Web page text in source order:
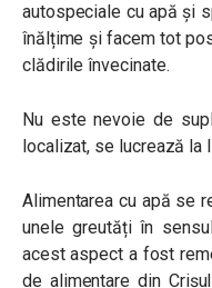
autospeciale cu apă și
înălțime și facem tot
clădirile învecinate.
Nu este nevoie de
localizat, se lucrează la
Alimentarea cu apă se
unele greutăți în
acest aspect a fost
de alimentare din